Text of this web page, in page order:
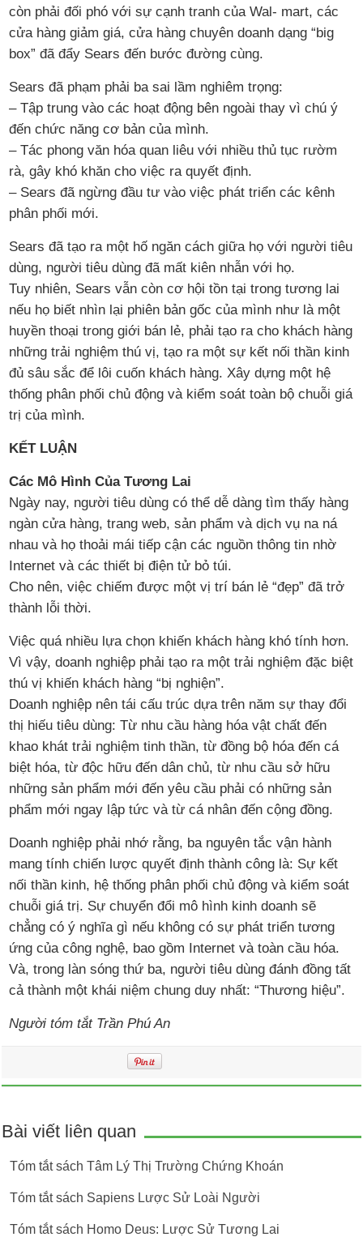
còn phải đối phó với sự cạnh tranh của Wal- mart, các
cửa hàng giảm giá, cửa hàng chuyên doanh dạng “big
box” đã đẩy Sears đến bước đường cùng.
Sears đã phạm phải ba sai lầm nghiêm trọng:
– Tập trung vào các hoạt động bên ngoài thay vì chú ý
đến chức năng cơ bản của mình.
– Tác phong văn hóa quan liêu với nhiều thủ tục rườm
rà, gây khó khăn cho việc ra quyết định.
– Sears đã ngừng đầu tư vào việc phát triển các kênh
phân phối mới.
Sears đã tạo ra một hố ngăn cách giữa họ với người tiêu
dùng, người tiêu dùng đã mất kiên nhẫn với họ.
Tuy nhiên, Sears vẫn còn cơ hội tồn tại trong tương lai
nếu họ biết nhìn lại phiên bản gốc của mình như là một
huyền thoại trong giới bán lẻ, phải tạo ra cho khách hàng
những trải nghiệm thú vị, tạo ra một sự kết nối thần kinh
đủ sâu sắc để lôi cuốn khách hàng. Xây dựng một hệ
thống phân phối chủ động và kiểm soát toàn bộ chuỗi giá
trị của mình.
KẾT LUẬN
Các Mô Hình Của Tương Lai
Ngày nay, người tiêu dùng có thể dễ dàng tìm thấy hàng
ngàn cửa hàng, trang web, sản phẩm và dịch vụ na ná
nhau và họ thoải mái tiếp cận các nguồn thông tin nhờ
Internet và các thiết bị điện tử bỏ túi.
Cho nên, việc chiếm được một vị trí bán lẻ “đẹp” đã trở
thành lỗi thời.
Việc quá nhiều lựa chọn khiến khách hàng khó tính hơn.
Vì vậy, doanh nghiệp phải tạo ra một trải nghiệm đặc biệt
thú vị khiến khách hàng “bị nghiện”.
Doanh nghiệp nên tái cấu trúc dựa trên năm sự thay đổi
thị hiếu tiêu dùng: Từ nhu cầu hàng hóa vật chất đến
khao khát trải nghiệm tinh thần, từ đồng bộ hóa đến cá
biệt hóa, từ độc hữu đến dân chủ, từ nhu cầu sở hữu
những sản phẩm mới đến yêu cầu phải có những sản
phẩm mới ngay lập tức và từ cá nhân đến cộng đồng.
Doanh nghiệp phải nhớ rằng, ba nguyên tắc vận hành
mang tính chiến lược quyết định thành công là: Sự kết
nối thần kinh, hệ thống phân phối chủ động và kiểm soát
chuỗi giá trị. Sự chuyển đổi mô hình kinh doanh sẽ
chẳng có ý nghĩa gì nếu không có sự phát triển tương
ứng của công nghệ, bao gồm Internet và toàn cầu hóa.
Và, trong làn sóng thứ ba, người tiêu dùng đánh đồng tất
cả thành một khái niệm chung duy nhất: “Thương hiệu”.
Người tóm tắt Trần Phú An
Bài viết liên quan
Tóm tắt sách Tâm Lý Thị Trường Chứng Khoán
Tóm tắt sách Sapiens Lược Sử Loài Người
Tóm tắt sách Homo Deus: Lược Sử Tương Lai